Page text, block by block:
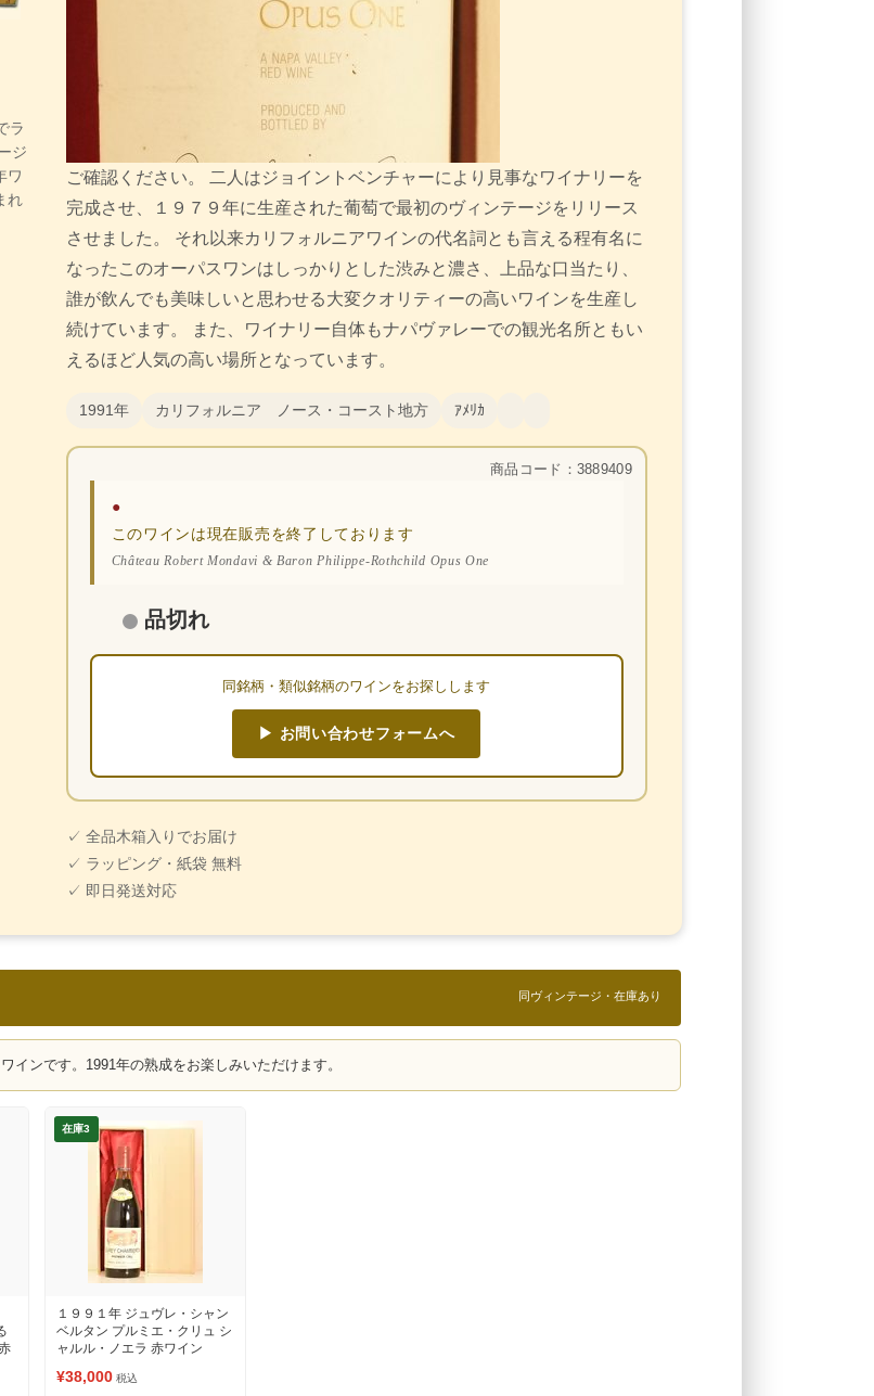
ラ
ジ
ワ
れ
ご確認ください。 二人はジョイントベンチャーにより見事なワイナリーを
完成させ、１９７９年に生産された葡萄で最初のヴィンテージをリリース
させました。 それ以来カリフォルニアワインの代名詞とも言える程有名に
なったこのオーパスワンはしっかりとした渋みと濃さ、上品な口当たり、
誰が飲んでも美味しいと思わせる大変クオリティーの高いワインを生産し
続けています。 また、ワイナリー自体もナパヴァレーでの観光名所ともい
えるほど人気の高い場所となっています。
1991年 カリフォルニア ノース・コースト地方 ｱﾒﾘｶ
商品コード：3889409
●
このワインは現在販売を終了しております
Château Robert Mondavi & Baron Philippe-Rothchild Opus One
品切れ
同銘柄・類似銘柄のワインをお探しします
▶ お問い合わせフォームへ
✓ 全品木箱入りでお届け
✓ ラッピング・紙袋 無料
✓ 即日発送対応
同ヴィンテージ・在庫あり
インです。1991年の熟成をお楽しみいただけます。
在庫3
１９９１年 ジュヴレ・シャン
ベルタン プルミエ・クリュ シ
ャルル・ノエラ 赤ワイン
¥38,000 税込